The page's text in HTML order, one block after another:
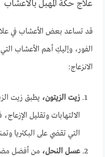
علاج حكة المهبل بالأعشاب
قد تساعد بعض الأعشاب في
الفور، وإليكِ أهم الأعشاب
الانزعاج:
زيت الزيتون، يطبق زيت
الالتهابات وتقليل
التي تقضي على البكتريا
عسل النحل، من أفضل